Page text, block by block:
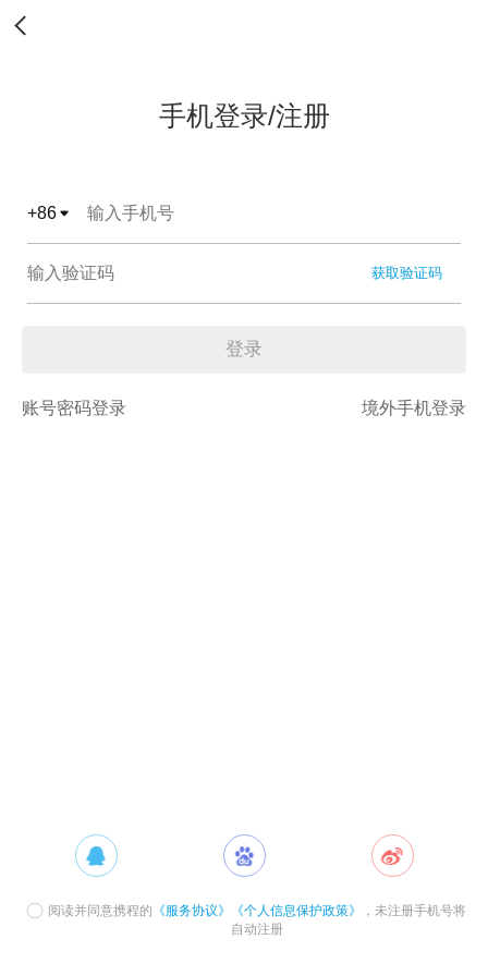
手机登录/注册
+86
获取验证码
登录
账号密码登录 境外手机登录
阅读并同意携程的 《服务协议》 《个人信息保护政策》
，未注册手机号将
自动注册